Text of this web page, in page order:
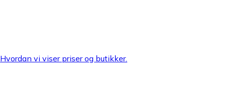
Hvordan vi viser priser og butikker.